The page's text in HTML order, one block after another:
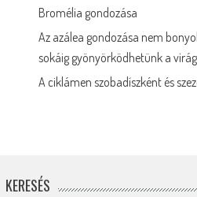
Bromélia gondozása
Az azálea gondozása nem
sokáig gyönyörködhetünk a
A ciklámen szobadíszként és
KERESÉS